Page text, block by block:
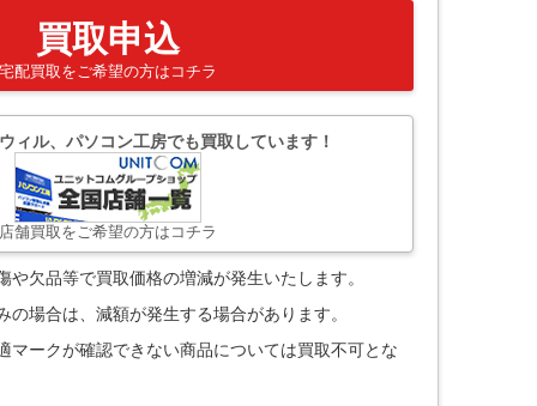
買取申込
配買取をご希望の方はコチラ
ィル、パソコン工房でも買取しています！
舗買取をご希望の方はコチラ
欠品等で買取価格の増減が発生いたします。
場合は、減額が発生する場合があります。
マークが確認できない商品については買取不可とな